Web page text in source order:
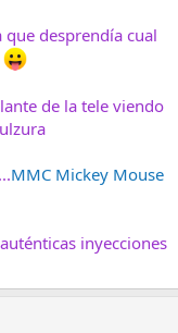
desprendía cual
de la tele viendo
MMC Mickey Mouse
inyecciones